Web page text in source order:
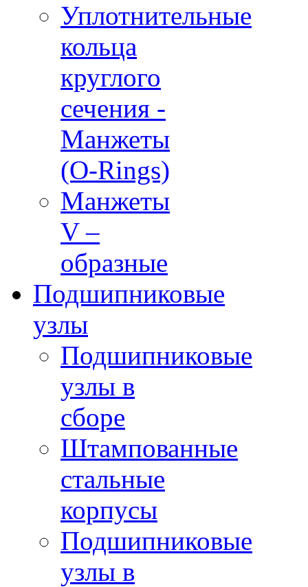
Уплотнительные
кольца
круглого
сечения -
Манжеты
(O-Rings)
Манжеты
V –
образные
Подшипниковые
узлы
Подшипниковые
узлы в
сборе
Штампованные
стальные
корпусы
Подшипниковые
узлы в